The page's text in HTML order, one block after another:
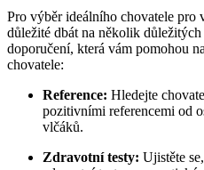
Pro výběr ideálního chovatele pro
důležité dbát na několik
doporučení, která vám pomohou
chovatele:
Reference: Hledejte
pozitivními referencemi od
vlčáků.
Zdravotní testy: Ujistěte